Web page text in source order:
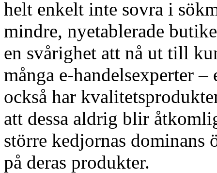
helt enkelt inte sovra i
mindre, nyetablerade
en svårighet att nå ut till
många e-handelsexperter
också har
att dessa aldrig blir
större kedjornas dominans
på deras produkter.